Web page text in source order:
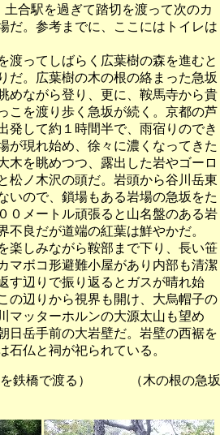
合駅を過ぎて踏切を渡って次のカ
だ。参考までに、ここにはトイレは
ってしばらく広葉樹の森を進むと
だ。広葉樹の木の根の絡まった急坂
めながら登り、更に、鞍馬寺から貴
こを渡り歩く急坂が続く。京都の芦
発して約１時間半で、雨宿りのでき
が現れ始め、徐々に濃くなってきた
木を眺めつつ、露出した岩やゴーロ
松ノ木沢の頭だ。岩頭から谷川岳東
いので、鎖場もある岩場の急坂をた
０メートル頑張ると山名盤のある岩
良だが道端の紅葉は鮮やかだ。
楽しみながら鞍部まで下り、長い笹
マボコ形避難小屋があり内部も清潔
す辺りで振り返るとガスが晴れ始
の辺りから視界も開け、大烏帽子の
マッターホルンの大源太山も望め
日岳手前の大岩壁だ。岩壁の西裾を
仏と祠が祀られている。
渡る） （木の根の急坂